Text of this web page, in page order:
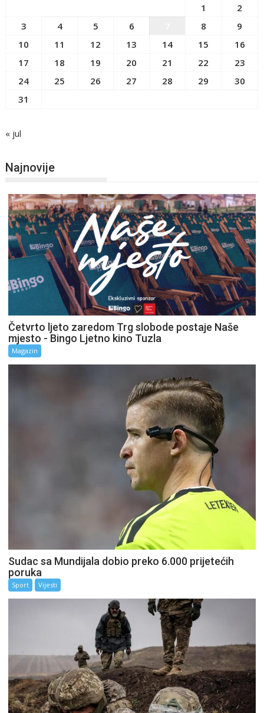
1
2
3
4 5 6 8
9
10
11 12 13 14 15
16
17
18 19 20 21 22
23
24
25 26 27 28 29
30
31
« jul
Najnovije
Četvrto ljeto zaredom Trg slobode postaje Naše
mjesto - Bingo Ljetno kino Tuzla
Magazin
Sudac sa Mundijala dobio preko 6.000 prijetećih
poruka
Sport Vijesti